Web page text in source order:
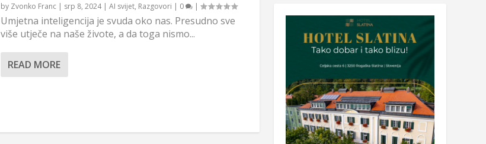
by Zvonko Franc| srp 8, 2024| AI svijet, Razgovori | 0 |
Umjetna inteligencija je svuda oko nas. Presudno sve
više utječe na naše živote, a da toga nismo...
READ MORE